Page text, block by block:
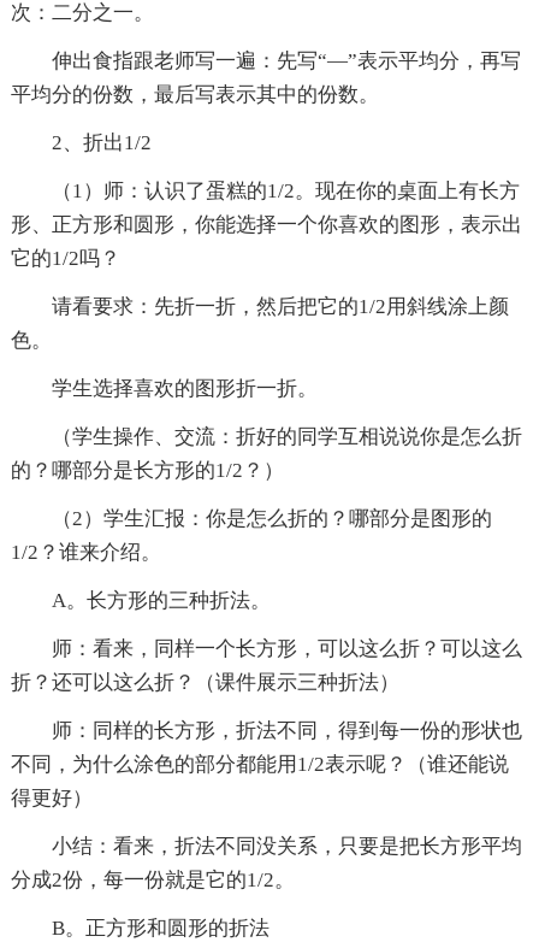
次：二分之一。
伸出食指跟老师写一遍：先写“—”表示平均分，再写
平均分的份数，最后写表示其中的份数。
2、折出1/2
（1）师：认识了蛋糕的1/2。现在你的桌面上有长方
形、正方形和圆形，你能选择一个你喜欢的图形，表示出
它的1/2吗？
请看要求：先折一折，然后把它的1/2用斜线涂上颜
色。
学生选择喜欢的图形折一折。
（学生操作、交流：折好的同学互相说说你是怎么折
的？哪部分是长方形的1/2？）
（2）学生汇报：你是怎么折的？哪部分是图形的
1/2？谁来介绍。
A。长方形的三种折法。
师：看来，同样一个长方形，可以这么折？可以这么
折？还可以这么折？（课件展示三种折法）
师：同样的长方形，折法不同，得到每一份的形状也
不同，为什么涂色的部分都能用1/2表示呢？（谁还能说
得更好）
小结：看来，折法不同没关系，只要是把长方形平均
分成2份，每一份就是它的1/2。
B。正方形和圆形的折法